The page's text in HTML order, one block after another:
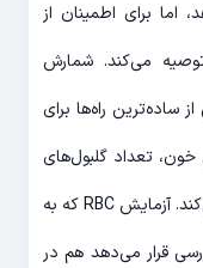
اما برای اطمینان از
می‌کند. شمارش
ساده‌ترین راه‌ها برای
تعداد گلبول‌های
سفید و قرمز و پلاکت‌های خون را بررسی می‌کند. آزمایش RBC که به
قرار می‌دهد هم در